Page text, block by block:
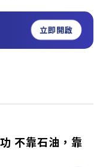
立即開啟
不靠石油，靠